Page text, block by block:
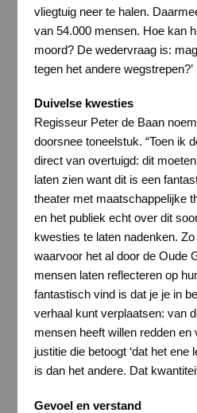
vliegtuig neer te halen.
van 54.000 mensen. Hoe kan
moord? De wedervraag is:
tegen het andere wegstrepen?’
Duivelse kwesties
Regisseur Peter de Baan
doorsnee toneelstuk. “Toen ik
direct van overtuigd: dit
laten zien want dit is een
theater met maatschappelijke
en het publiek echt over dit
kwesties te laten nadenken.
waarvoor het al door de Oude
mensen laten reflecteren op
fantastisch vind is dat je je in
verhaal kunt verplaatsen: van
mensen heeft willen redden en
justitie die betoogt ‘dat het ene
is dan het andere. Dat
Gevoel en verstand